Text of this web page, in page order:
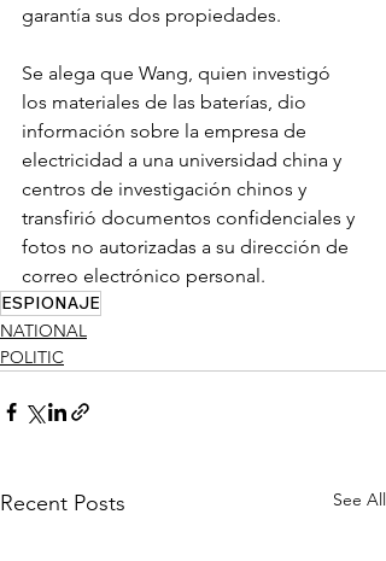
garantía sus dos propiedades.
Se alega que Wang, quien investigó
los materiales de las baterías, dio
información sobre la empresa de
electricidad a una universidad china y
centros de investigación chinos y
transfirió documentos confidenciales y
fotos no autorizadas a su dirección de
correo electrónico personal.
ESPIONAJE
NATIONAL
POLITIC
Recent Posts See All